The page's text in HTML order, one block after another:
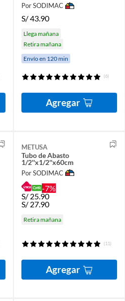
Por SODIMAC
S/43.90
Llega mañana
Retira mañana
Envío en 120 min
(6)
Agregar
METUSA
Tubo de Abasto
1/2''x1/2''x60cm
Por SODIMAC
-7%
S/ 25.90
S/ 27.90
Retira mañana
(11)
Agregar